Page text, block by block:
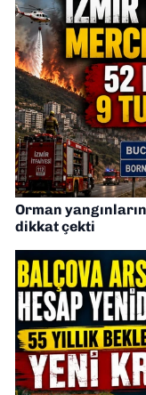
Orman
dikkat çekti